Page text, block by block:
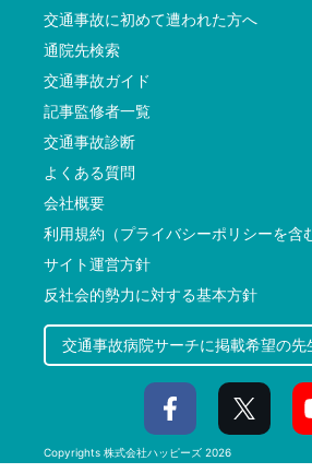
交通事故に初めて遭われた方へ
通院先検索
交通事故ガイド
記事監修者一覧
交通事故診断
よくある質問
会社概要
利用規約（プライバシーポリシーを含
サイト運営方針
反社会的勢力に対する基本方針
交通事故病院サーチに掲載希望の先
Copyrights 株式会社ハッピーズ 2026